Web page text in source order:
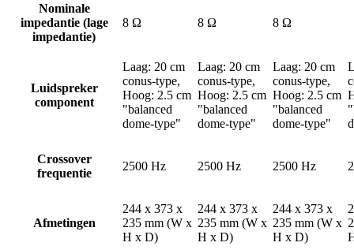
Nominale
impedantie (lage
impedantie)
8 Ω 8 Ω 8 Ω
Luidspreker
component
Laag: 20 cm
conus-type,
Hoog: 2.5 cm
"balanced
dome-type"
Laag: 20 cm
conus-type,
Hoog: 2.5 cm
"balanced
dome-type"
Laag: 20 cm
conus-type,
Hoog: 2.5 cm
"balanced
dome-type"
Crossover
frequentie
2500 Hz 2500 Hz 2500 Hz
Afmetingen
244 x 373 x
235 mm (W x
H x D)
244 x 373 x
235 mm (W x
H x D)
244 x 373 x
235 mm (W x
H x D)